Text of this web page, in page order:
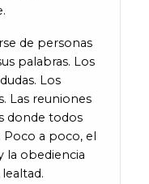
de personas
palabras. Los
Los
Las reuniones
donde todos
a poco, el
la obediencia